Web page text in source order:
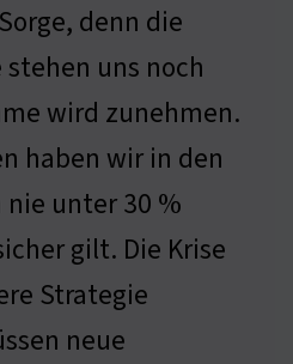
denn die
uns noch
wird zunehmen.
haben wir in den
unter 30 %
gilt. Die Krise
Strategie
neue